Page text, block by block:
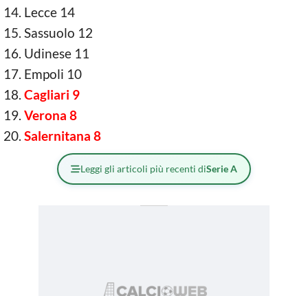
Lecce 14
Sassuolo 12
Udinese 11
Empoli 10
Cagliari 9
Verona 8
Salernitana 8
Leggi gli articoli più recenti diSerie A